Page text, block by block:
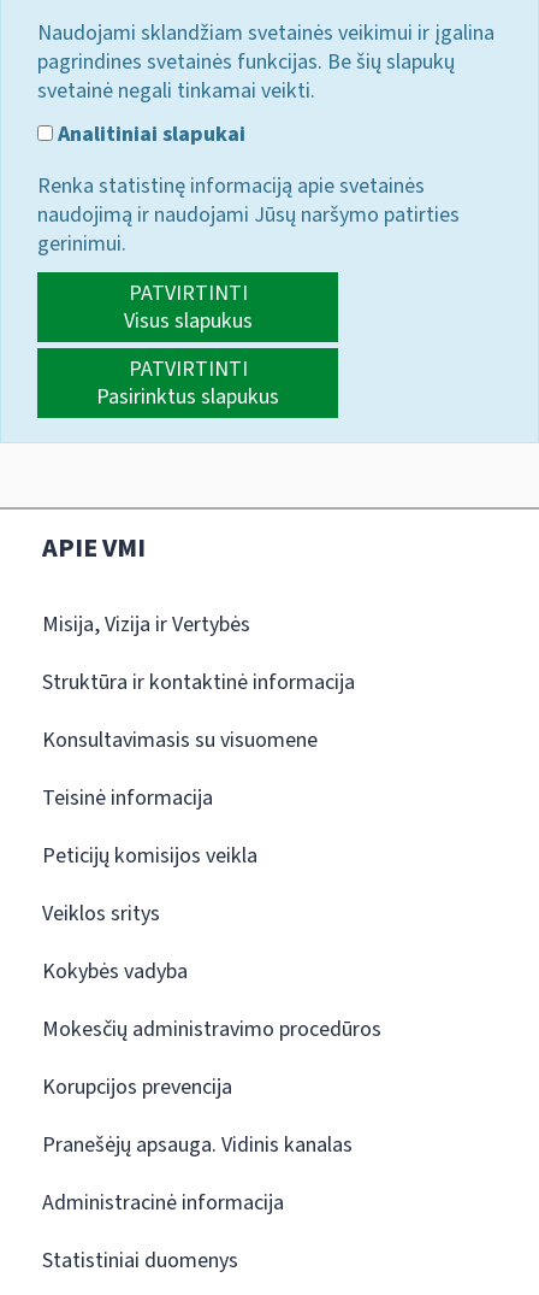
Naudojami sklandžiam svetainės veikimui ir įgalina
pagrindines svetainės funkcijas. Be šių slapukų
svetainė negali tinkamai veikti.
Analitiniai slapukai
Renka statistinę informaciją apie svetainės
naudojimą ir naudojami Jūsų naršymo patirties
gerinimui.
PATVIRTINTI
Visus slapukus
PATVIRTINTI
Pasirinktus slapukus
APIE VMI
Misija, Vizija ir Vertybės
Struktūra ir kontaktinė informacija
Konsultavimasis su visuomene
Teisinė informacija
Peticijų komisijos veikla
Veiklos sritys
Kokybės vadyba
Mokesčių administravimo procedūros
Korupcijos prevencija
Pranešėjų apsauga. Vidinis kanalas
Administracinė informacija
Statistiniai duomenys